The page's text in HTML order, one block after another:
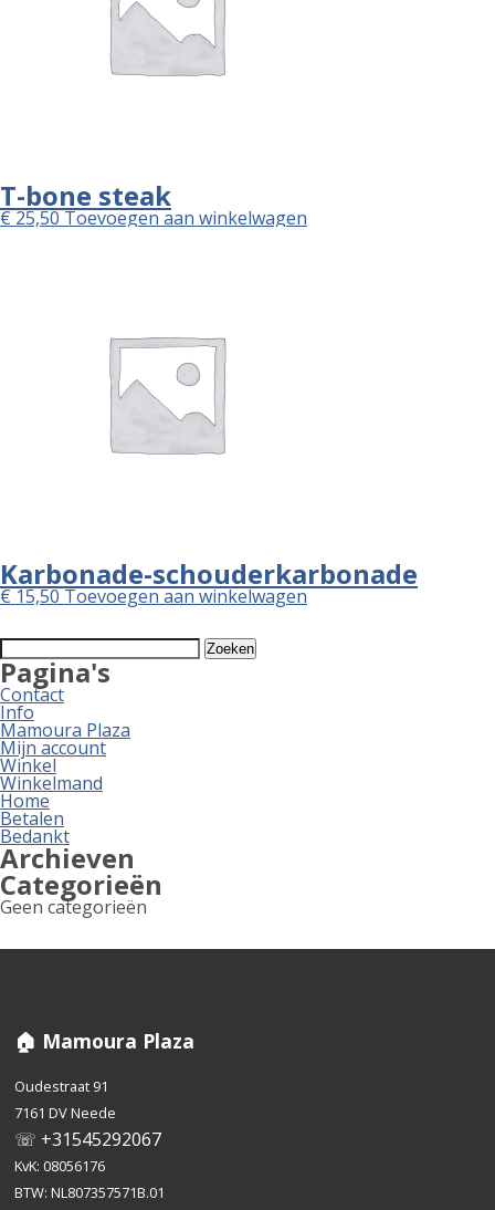
T-bone steak
€25,50Toevoegen aan winkelwagen
Karbonade-schouderkarbonade
€15,50Toevoegen aan winkelwagen
Zoeken
naar:
Pagina's
Contact
Info
Mamoura Plaza
Mijn account
Winkel
Winkelmand
Home
Betalen
Bedankt
Archieven
Categorieën
Geen categorieën
🏠 Mamoura Plaza
Oudestraat 91
7161 DV Neede
☏ +31545292067
KvK: 08056176
BTW: NL807357571B.01